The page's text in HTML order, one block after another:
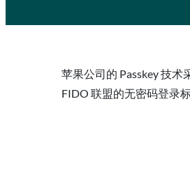
苹果公司的 Passkey 技
FIDO 联盟的无密码登录